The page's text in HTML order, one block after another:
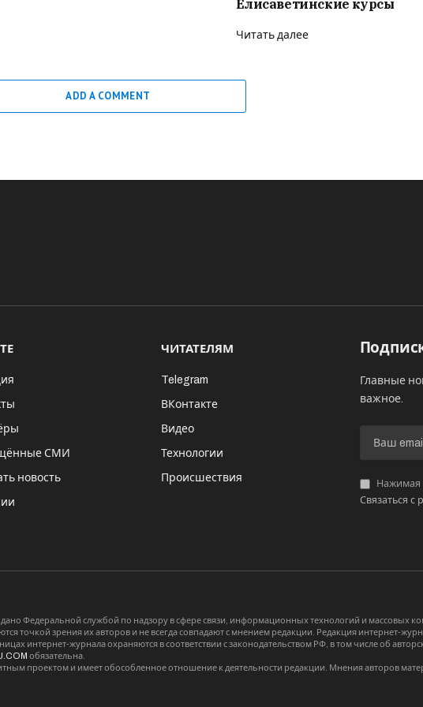
Елисаветинские курсы
Читать далее
ADD A COMMENT
СМИ
новость
ЧИТАТЕЛЯМ
Telegram
ВКонтакте
Видео
Технологии
Происшествия
Главные
важное.
Нажимая
Связаться с
Федеральной службой по надзору в сфере связи, информационных технологий и массовых
точкой зрения их авторов и не всегда совпадают с мнением редакции. Редакция интернет-
интернет-журнала охраняются в соответствии с законодательством РФ, в том числе об
обязательна.
проектом и имеет обособленное отношение к деятельности редакции. Мнения авторов